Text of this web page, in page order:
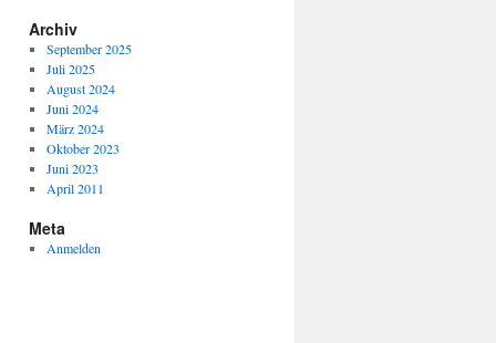
Archiv
September 2025
Juli 2025
August 2024
Juni 2024
März 2024
Oktober 2023
Juni 2023
April 2011
Meta
Anmelden